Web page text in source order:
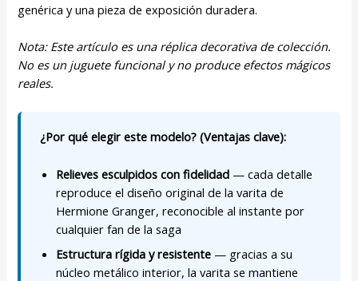
genérica y una pieza de exposición duradera.
Nota: Este artículo es una réplica decorativa de colección.
No es un juguete funcional y no produce efectos mágicos
reales.
¿Por qué elegir este modelo? (Ventajas clave):
Relieves esculpidos con fidelidad — cada detalle
reproduce el diseño original de la varita de
Hermione Granger, reconocible al instante por
cualquier fan de la saga
Estructura rígida y resistente — gracias a su
núcleo metálico interior, la varita se mantiene